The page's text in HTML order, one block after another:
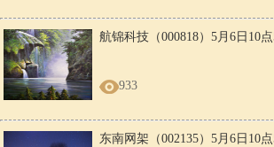
航锦科技（000818）5月6日10
933
东南网架（002135）5月6日10